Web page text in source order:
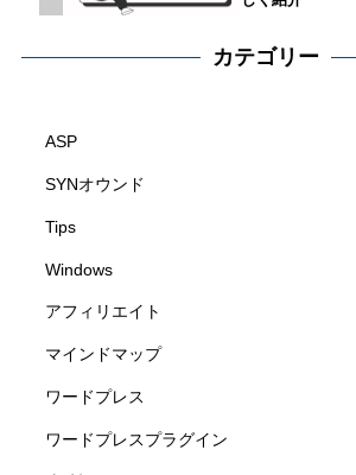
カテゴリー
ASP
SYNオウンド
Tips
Windows
アフィリエイト
マインドマップ
ワードプレス
ワードプレスプラグイン